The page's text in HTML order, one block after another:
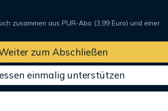
zusammen aus PUR-Abo (3,99 Euro) und einer
zum Abschließen
einmalig unterstützen